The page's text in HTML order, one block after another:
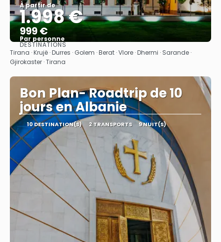
À partir de
1.998 €
999 €
Par personne
Afficher
DESTINATIONS
Tirana · Krujë · Durres · Golem · Berat · Vlore · Dhermi · Sarande ·
Gjirokaster · Tirana
Bon Plan- Roadtrip de 10
jours en Albanie
10 DESTINATION(S) 2 TRANSPORTS 9 NUIT(S)